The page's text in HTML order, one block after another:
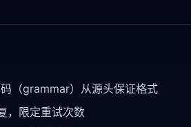
（grammar）从源头保证格式
，限定重试次数